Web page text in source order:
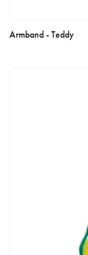
Armband - Teddy